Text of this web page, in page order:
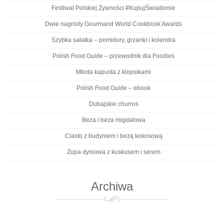
Festiwal Polskiej Żywności #KupujŚwiadomie
Dwie nagrody Gourmand World Cookbook Awards
Szybka sałatka – pomidory, grzanki i kolendra
Polish Food Guide – przewodnik dla Foodies
Młoda kapusta z klopsikami
Polish Food Guide – ebook
Dubajskie churros
Beza i beza migdałowa
Ciasto z budyniem i bezą kokosową
Zupa dyniowa z kuskusem i serem
Archiwa